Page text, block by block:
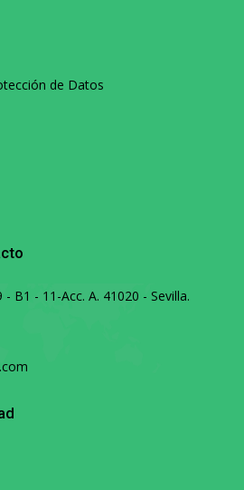
de Datos
B1 - 11-Acc. A. 41020 - Sevilla.